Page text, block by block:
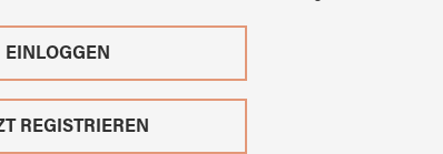
EINLOGGEN
REGISTRIEREN